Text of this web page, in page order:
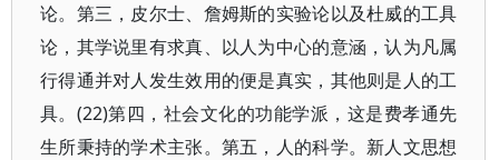
论。第三，皮尔士、詹姆斯的实验论以及杜威的工具
论，其学说里有求真、以人为中心的意涵，认为凡属
行得通并对人发生效用的便是真实，其他则是人的工
具。(22)第四，社会文化的功能学派，这是费孝通先
生所秉持的学术主张。第五，人的科学。新人文思想